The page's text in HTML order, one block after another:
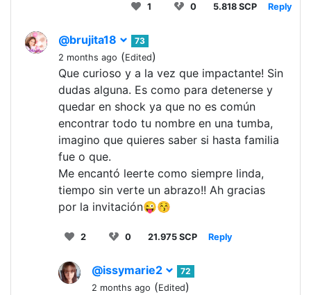
1 0 5.818 SCP Reply
@brujita18
73
2 months ago (Edited)
Que curioso y a la vez que impactante! Sin
dudas alguna. Es como para detenerse y
quedar en shock ya que no es común
encontrar todo tu nombre en una tumba,
imagino que quieres saber si hasta familia
fue o que.
Me encantó leerte como siempre linda,
tiempo sin verte un abrazo!! Ah gracias
por la invitación😜😚
2 0 21.975 SCP Reply
@issymarie2
72
2 months ago (Edited)